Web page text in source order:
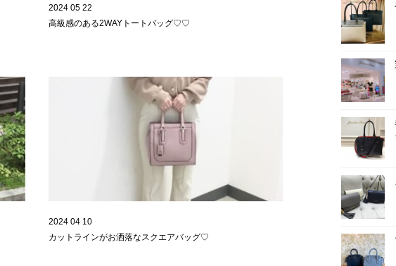
2024 05 22
高級感のある2WAYトートバッグ♡♡
2024 04 10
カットラインがお洒落なスクエアバッグ♡